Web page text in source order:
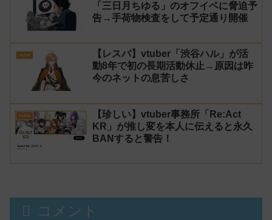
「三日月ちゆる」のオフイベに脅迫予
告→手荷物検査をして予定通り開催
vtuber
【レスバ】vtuber「渋谷ハル」が活
動8年で初の長期活動休止→原因は昨
今のネットの息苦しさ
vtuber
【珍しい】vtuber事務所「Re:Act
KR」が推し変を本人に伝えると永久
BANすると警告！
コメント